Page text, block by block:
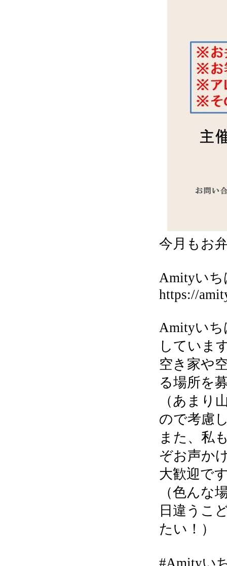
今月もお
Amityいち
https://
Amityいち
していま
空き家や
る場所を
（あまり
ので考慮
また、私
ぞお声か
大歓迎で
（色んな
日違うこ
たい！）